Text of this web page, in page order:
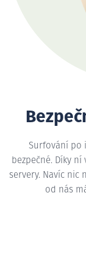
Surfování po
bezpečné. Díky
servery. Navíc nic
od nás